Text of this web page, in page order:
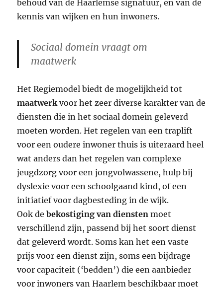
behoud van de Haarlemse signatuur, en van de
kennis van wijken en hun inwoners.
Sociaal domein vraagt om
maatwerk
Het Regiemodel biedt de mogelijkheid tot
maatwerkvoor het zeer diverse karakter van de
diensten die in het sociaal domein geleverd
moeten worden. Het regelen van een traplift
voor een oudere inwoner thuis is uiteraard heel
wat anders dan het regelen van complexe
jeugdzorg voor een jongvolwassene, hulp bij
dyslexie voor een schoolgaand kind, of een
initiatief voor dagbesteding in de wijk.
Ook debekostiging van diensten moet
verschillend zijn, passend bij het soort dienst
dat geleverd wordt. Soms kan het een vaste
prijs voor een dienst zijn, soms een bijdrage
voor capaciteit (‘bedden’) die een aanbieder
voor inwoners van Haarlem beschikbaar moet